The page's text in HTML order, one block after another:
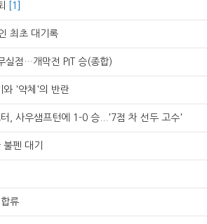
[1]
최초 대기록
실점…개막전 PIT 승(종합)
와 '약체'의 반란
, 사우샘프턴에 1-0 승...'7점 차 선두 고수'
펜 대기
류